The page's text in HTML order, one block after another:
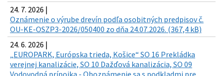
24. 7. 2026 |
Oznámenie o výrube drevín podľa osobitných predpisov č.
OU-KE-OSZP3-2026/050400 zo dňa 24.07.2026. (367,4 kB)
24. 6. 2026 |
„EUROPARK, Európska trieda, Košice“ SO 16 Prekládka
verejnej kanalizácie, SO 10 Dažďová kanalizácia, SO 09